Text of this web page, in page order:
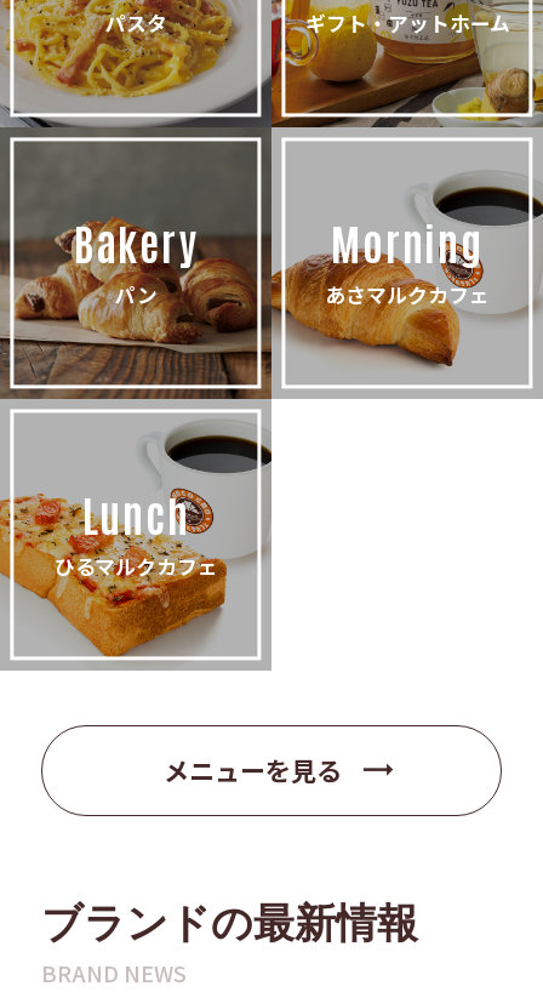
パスタ ギフト・アットホーム
Bakery
パン
Morning
あさマルクカフェ
Lunch
ひるマルクカフェ
メニューを見る trending_flat
ブランドの最新情報
BRAND NEWS